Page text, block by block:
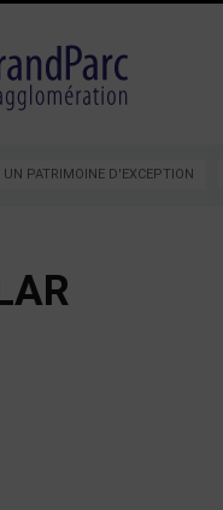
UN PATRIMOINE D'EXCEPTION